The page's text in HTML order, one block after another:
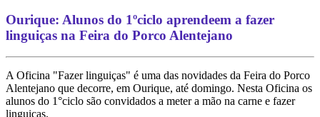
Ourique: Alunos do 1ºciclo aprendeem a fazer
linguiças na Feira do Porco Alentejano
A Oficina "Fazer linguiças" é uma das novidades da Feira do Porco
Alentejano que decorre, em Ourique, até domingo. Nesta Oficina os
alunos do 1°ciclo são convidados a meter a mão na carne e fazer
linguiças.